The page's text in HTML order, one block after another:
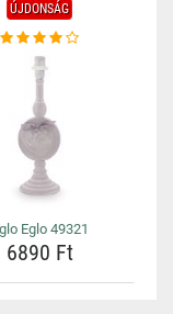
ÚJDONSÁG
Eglo 49321
6890 Ft